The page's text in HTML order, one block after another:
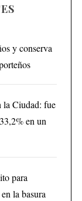
y conserva
la Ciudad: fue
en un
para
la basura